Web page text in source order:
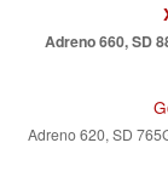
Adreno 660, SD
Adreno 620, SD